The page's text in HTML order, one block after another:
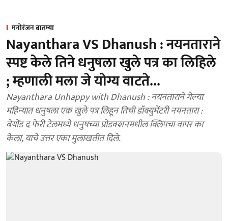
मनोरंजन बातम्या
Nayanthara VS Dhanush : नयनताराने
स्पष्ट केले तिने धनुषला खुले पत्र का लिहिले
; म्हणाली मला जे योग्य वाटते...
Nayanthara Unhappy with Dhanush : नयनताराने गेल्या
महिन्यात धनुषला एक खुले पत्र लिहून तिची डॉक्युमेंटरी नयनतारा :
बेयोंड द फेरी टेलमध्ये धनुषच्या प्रोडक्शनमधील क्लिपचा वापर का
केला, याचे उत्तर एका मुलाखतीत दिले.